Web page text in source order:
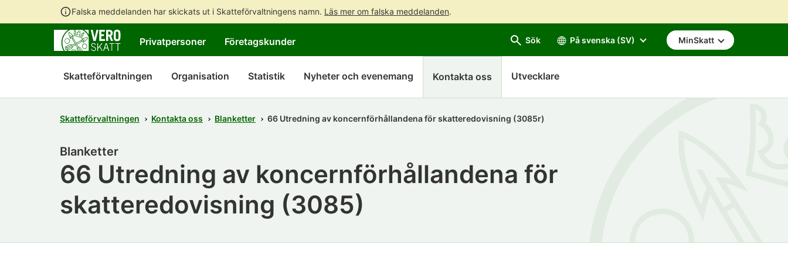
Falska meddelanden har skickats ut i Skatteförvaltningens namn. Läs mer om falska meddelanden.
till
innehållet
hela
webbplatsens
Privatpersoner Företagskunder Sök På svenska (SV) MinSkatt
Skatteförvaltningen Organisation Statistik Nyheter och evenemang Kontakta oss Utvecklare
Skatteförvaltningen Kontakta oss Blanketter 66 Utredning av koncernförhållandena för skatteredovisning (3085r)
66 Utredning av koncernförhållandena för
skatteredovisning (3085)
Blanketter